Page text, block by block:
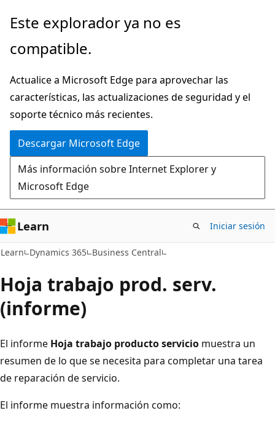
Ir
contenido
Este explorador ya no es
compatible.
Actualice a Microsoft Edge para aprovechar las
características, las actualizaciones de seguridad y el
soporte técnico más recientes.
Descargar Microsoft Edge
Más información sobre Internet Explorer y
Microsoft Edge
Learn Iniciar sesión
Learn Dynamics 365 Business Central
Hoja trabajo prod. serv.
(informe)
El informe Hoja trabajo producto servicio muestra un
resumen de lo que se necesita para completar una tarea
de reparación de servicio.
El informe muestra información como: